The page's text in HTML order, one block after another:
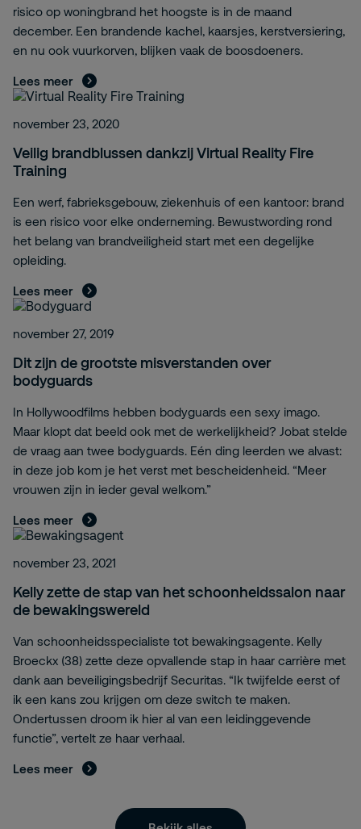
risico op woningbrand het hoogste is in de maand
december. Een brandende kachel, kaarsjes, kerstversiering,
en nu ook vuurkorven, blijken vaak de boosdoeners.
Lees meer
november 23, 2020
Veilig brandblussen dankzij Virtual Reality Fire
Training
Een werf, fabrieksgebouw, ziekenhuis of een kantoor: brand
is een risico voor elke onderneming. Bewustwording rond
het belang van brandveiligheid start met een degelijke
opleiding.
Lees meer
november 27, 2019
Dit zijn de grootste misverstanden over
bodyguards
In Hollywoodfilms hebben bodyguards een sexy imago.
Maar klopt dat beeld ook met de werkelijkheid? Jobat stelde
de vraag aan twee bodyguards. Eén ding leerden we alvast:
in deze job kom je het verst met bescheidenheid. “Meer
vrouwen zijn in ieder geval welkom.”
Lees meer
november 23, 2021
Kelly zette de stap van het schoonheidssalon naar
de bewakingswereld
Van schoonheidsspecialiste tot bewakingsagente. Kelly
Broeckx (38) zette deze opvallende stap in haar carrière met
dank aan beveiligingsbedrijf Securitas. “Ik twijfelde eerst of
ik een kans zou krijgen om deze switch te maken.
Ondertussen droom ik hier al van een leidinggevende
functie”, vertelt ze haar verhaal.
Lees meer